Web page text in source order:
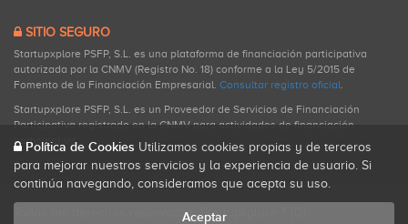
SITIO SEGURO
Startupxplore PSFP, S.L. es una plataforma de financiación participativa
autorizada por la CNMV (Registro No. 18) conforme a la Ley 5/2015 de
Fomento de la Financiación Empresarial. Consultar registro oficial
Startupxplore PSFP, S.L. es un Proveedor de Servicios de Financiación
Participativa registrado en la CNMV para actividades de financiación
participativa.
Todos los derechos reservados. Startupxplore ® {0}.
Política de Cookies Utilizamos cookies propias y de terceros
para mejorar nuestros servicios y la experiencia de usuario. Si
continúa navegando, consideramos que acepta su uso.
Aceptar